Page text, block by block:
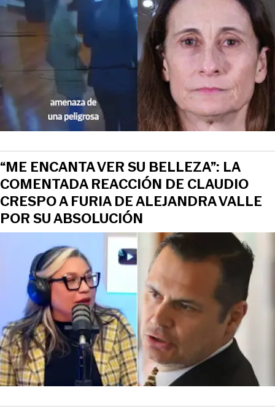
“ME ENCANTA VER SU BELLEZA”: LA
COMENTADA REACCIÓN DE CLAUDIO
CRESPO A FURIA DE ALEJANDRA VALLE
POR SU ABSOLUCIÓN